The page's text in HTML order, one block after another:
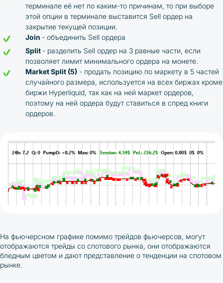
терминале её нет по каким-то причинам, то при выборе
этой опции в терминале выставится Sell ордер на
закрытие текущей позиции.
Join - объединить Sell ордера
Split - разделить Sell ордер на 3 равные части, если
позволяет лимит минимального ордера на монете.
Market Split (5) - продать позицию по маркету в 5 частей
случайного размера, используется на всех биржах кроме
биржи Hyperliquid, так как на ней маркет ордеров,
поэтому на ней ордера будут ставиться в спред книги
ордеров.
На фьючерсном графике помимо трейдов фьючерсов, могут
отображаются трейды со спотового рынка, они отображаются
бледным цветом и дают представление о тенденции на спотовом
рынке.